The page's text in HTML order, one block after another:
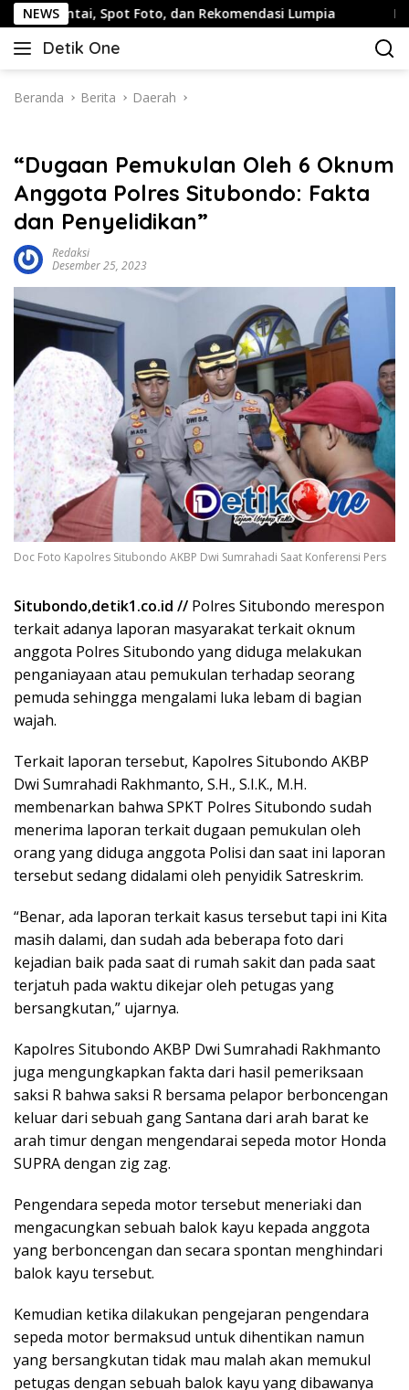
Langsung
ke
konten
NEWS
Foto, dan Rekomendasi Lumpia Panduan Wisata
Detik One
Tajam
Fakta
Beranda Berita Daerah
“Dugaan Pemukulan Oleh 6 Oknum
Anggota Polres Situbondo: Fakta
dan Penyelidikan”
Redaksi
Desember 25, 2023
Doc Foto Kapolres Situbondo AKBP Dwi Sumrahadi Saat Konferensi Pers
Situbondo,detik1.co.id // Polres Situbondo merespon
terkait adanya laporan masyarakat terkait oknum
anggota Polres Situbondo yang diduga melakukan
penganiayaan atau pemukulan terhadap seorang
pemuda sehingga mengalami luka lebam di bagian
wajah.
Terkait laporan tersebut, Kapolres Situbondo AKBP
Dwi Sumrahadi Rakhmanto, S.H., S.I.K., M.H.
membenarkan bahwa SPKT Polres Situbondo sudah
menerima laporan terkait dugaan pemukulan oleh
orang yang diduga anggota Polisi dan saat ini laporan
tersebut sedang didalami oleh penyidik Satreskrim.
“Benar, ada laporan terkait kasus tersebut tapi ini Kita
masih dalami, dan sudah ada beberapa foto dari
kejadian baik pada saat di rumah sakit dan pada saat
terjatuh pada waktu dikejar oleh petugas yang
bersangkutan,” ujarnya.
Kapolres Situbondo AKBP Dwi Sumrahadi Rakhmanto
juga mengungkapkan fakta dari hasil pemeriksaan
saksi R bahwa saksi R bersama pelapor berboncengan
keluar dari sebuah gang Santana dari arah barat ke
arah timur dengan mengendarai sepeda motor Honda
SUPRA dengan zig zag.
Pengendara sepeda motor tersebut meneriaki dan
mengacungkan sebuah balok kayu kepada anggota
yang berboncengan dan secara spontan menghindari
balok kayu tersebut.
Kemudian ketika dilakukan pengejaran pengendara
sepeda motor bermaksud untuk dihentikan namun
yang bersangkutan tidak mau malah akan memukul
petugas dengan sebuah balok kayu yang dibawanya